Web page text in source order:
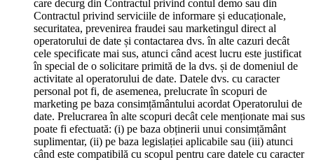
care decurg din Contractul privind contul demo sau din
Contractul privind serviciile de informare și educaționale,
securitatea, prevenirea fraudei sau marketingul direct al
operatorului de date și contactarea dvs. în alte cazuri decât
cele specificate mai sus, atunci când acest lucru este justificat
în special de o solicitare primită de la dvs. și de domeniul de
activitate al operatorului de date. Datele dvs. cu caracter
personal pot fi, de asemenea, prelucrate în scopuri de
marketing pe baza consimțământului acordat Operatorului de
date. Prelucrarea în alte scopuri decât cele menționate mai sus
poate fi efectuată: (i) pe baza obținerii unui consimțământ
suplimentar, (ii) pe baza legislației aplicabile sau (iii) atunci
când este compatibilă cu scopul pentru care datele cu caracter